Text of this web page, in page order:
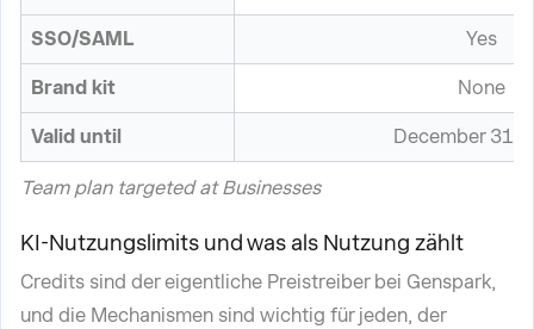
SSO/SAML Yes
Brand kit None
Valid until December 31,
Team plan targeted at Businesses
KI-Nutzungslimits und was als Nutzung zählt
Credits sind der eigentliche Preistreiber bei Genspark,
und die Mechanismen sind wichtig für jeden, der